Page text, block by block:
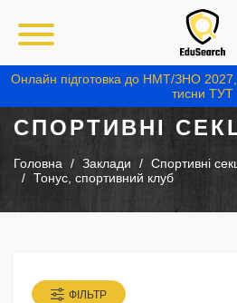
Онлайн підготовка до НМТ/ЗНО 2027,
тисни ТУТ
СПОРТИВНІ
Головна Заклади
Спортивні
Тонус, спортивний клуб
ФІЛЬТР